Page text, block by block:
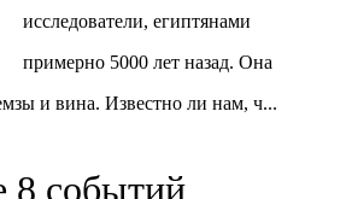
исследователи, египтянами
примерно 5000 лет назад. Она
и вина. Известно ли нам, ч...
8 событий